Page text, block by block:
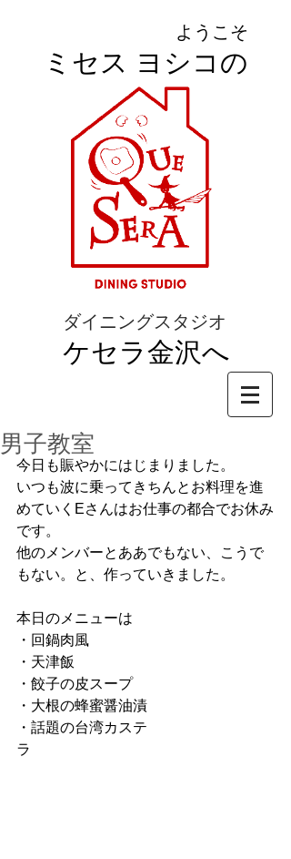
ようこそ
ミセス ヨシコの
ダイニングスタジオ
ケセラ金沢へ
男子教室
今日も賑やかにはじまりました。
いつも波に乗ってきちんとお料理を進
めていくEさんはお仕事の都合でお休み
です。
他のメンバーとああでもない、こうで
もない。と、作っていきました。
本日のメニューは
・回鍋肉風
・天津飯
・餃子の皮スープ
・大根の蜂蜜醤油漬
・話題の台湾カステ
ラ